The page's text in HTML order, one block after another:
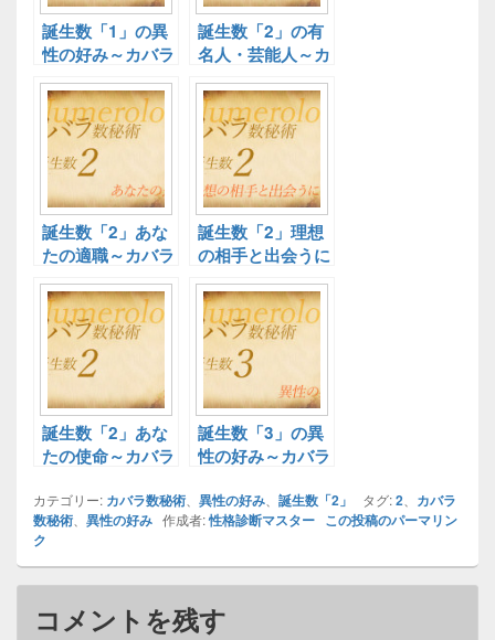
誕生数「1」の異
性の好み～カバラ
数秘術～
誕生数「2」の有
名人・芸能人～カ
バラ数秘術～
誕生数「2」あな
たの適職～カバラ
数秘術～
誕生数「2」理想
の相手と出会うに
は～カバラ数秘術
～
誕生数「2」あな
たの使命～カバラ
誕生数「3」の異
性の好み～カバラ
カテゴリー: カバラ数秘術 異性の好み 誕生数「2」 タグ:2
カバラ
数秘術
異性の好み 作成者:性格診断マスター この投稿のパーマリン
ク
コメントを残す